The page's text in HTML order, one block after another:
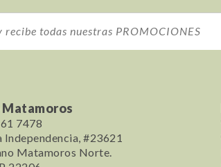
7478
Independencia, #23621
Matamoros Norte.